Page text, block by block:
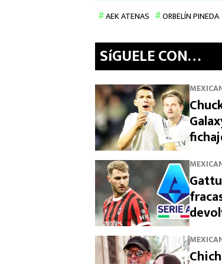
AEK ATENAS ORBELÍN PINEDA
SíGUELE CON…